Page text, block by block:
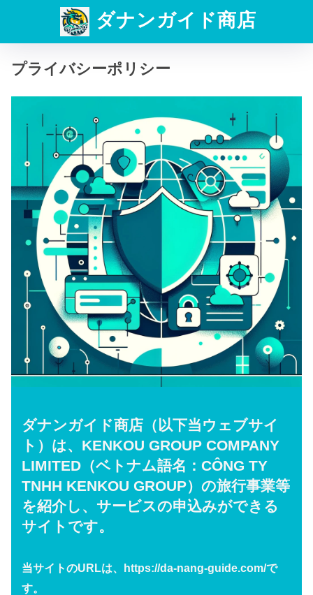
ダナンガイド商店
プライバシーポリシー
ダナンガイド商店（以下当ウェブサイ
ト）は、KENKOU GROUP COMPANY
LIMITED（ベトナム語名：CÔNG TY
TNHH KENKOU GROUP）の旅行事業等
を紹介し、サービスの申込みができる
サイトです。
当サイトのURLは、https://da-nang-guide.com/で
す。